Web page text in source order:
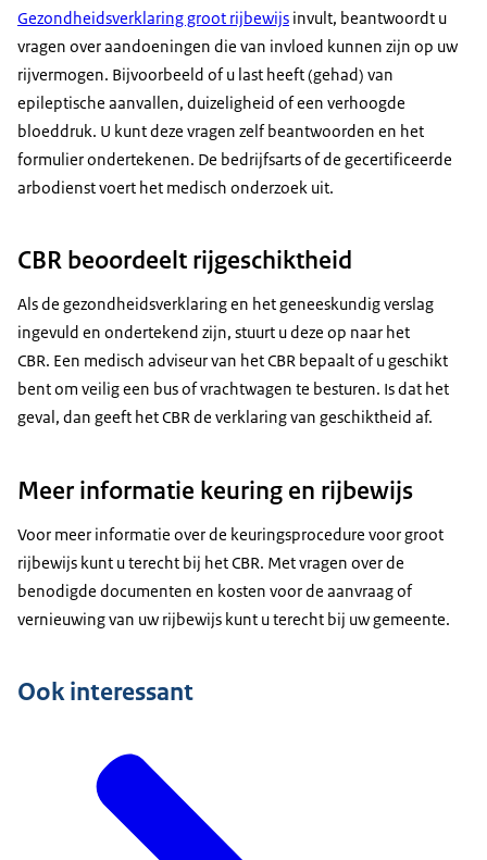
Gezondheidsverklaring groot rijbewijs invult, beantwoordt u
vragen over aandoeningen die van invloed kunnen zijn op uw
rijvermogen. Bijvoorbeeld of u last heeft (gehad) van
epileptische aanvallen, duizeligheid of een verhoogde
bloeddruk. U kunt deze vragen zelf beantwoorden en het
formulier ondertekenen. De bedrijfsarts of de gecertificeerde
arbodienst voert het medisch onderzoek uit.
CBR beoordeelt rijgeschiktheid
Als de gezondheidsverklaring en het geneeskundig verslag
ingevuld en ondertekend zijn, stuurt u deze op naar het
CBR. Een medisch adviseur van het CBR bepaalt of u geschikt
bent om veilig een bus of vrachtwagen te besturen. Is dat het
geval, dan geeft het CBR de verklaring van geschiktheid af.
Meer informatie keuring en rijbewijs
Voor meer informatie over de keuringsprocedure voor groot
rijbewijs kunt u terecht bij het CBR. Met vragen over de
benodigde documenten en kosten voor de aanvraag of
vernieuwing van uw rijbewijs kunt u terecht bij uw gemeente.
Ook interessant